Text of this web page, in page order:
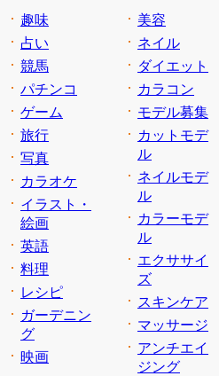
趣味
占い
競馬
パチンコ
ゲーム
旅行
写真
カラオケ
イラスト・
絵画
英語
料理
レシピ
ガーデニン
グ
映画
美容
ネイル
ダイエット
カラコン
モデル募集
カットモデ
ル
ネイルモデ
ル
カラーモデ
ル
エクササイ
ズ
スキンケア
マッサージ
アンチエイ
ジング